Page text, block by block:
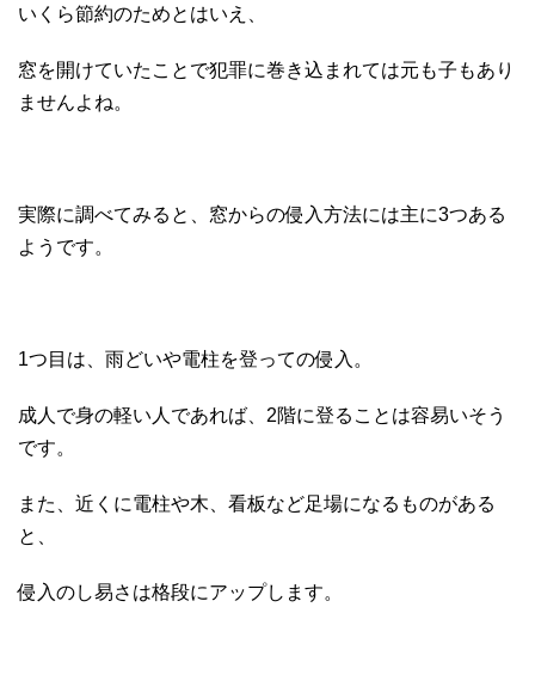
いくら節約のためとはいえ、
窓を開けていたことで犯罪に巻き込まれては元も子もあり
ませんよね。
実際に調べてみると、窓からの侵入方法には主に3つある
ようです。
1つ目は、雨どいや電柱を登っての侵入。
成人で身の軽い人であれば、2階に登ることは容易いそう
です。
また、近くに電柱や木、看板など足場になるものがある
と、
侵入のし易さは格段にアップします。